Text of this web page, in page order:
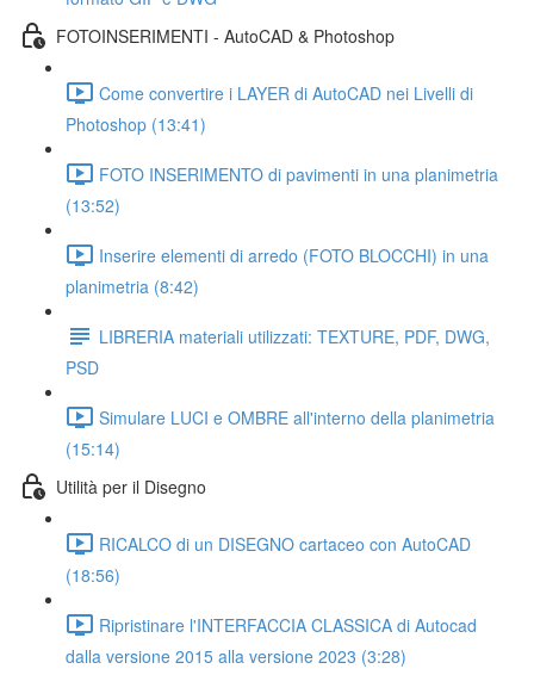
FOTOINSERIMENTI - AutoCAD & Photoshop
Come convertire i LAYER di AutoCAD nei Livelli di
Photoshop (13:41)
FOTO INSERIMENTO di pavimenti in una planimetria
(13:52)
Inserire elementi di arredo (FOTO BLOCCHI) in una
planimetria (8:42)
LIBRERIA materiali utilizzati: TEXTURE, PDF, DWG,
PSD
Simulare LUCI e OMBRE all'interno della planimetria
(15:14)
Utilità per il Disegno
RICALCO di un DISEGNO cartaceo con AutoCAD
(18:56)
Ripristinare l'INTERFACCIA CLASSICA di Autocad
dalla versione 2015 alla versione 2023 (3:28)